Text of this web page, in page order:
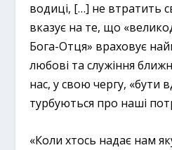
водиці, […] не втратить
вказує на те, що
Бога-Отця» враховує
любові та служіння
нас, у свою чергу, «бути
турбуються про наші
«Коли хтось надає нам